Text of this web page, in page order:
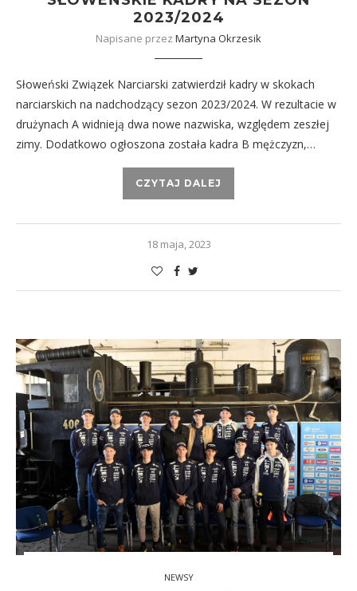
2023/2024
Napisane przez Martyna Okrzesik
Słoweński Związek Narciarski zatwierdził kadry w skokach
narciarskich na nadchodzący sezon 2023/2024. W rezultacie w
drużynach A widnieją dwa nowe nazwiska, względem zeszłej
zimy. Dodatkowo ogłoszona została kadra B mężczyzn,…
CZYTAJ DALEJ
18 maja, 2023
NEWSY